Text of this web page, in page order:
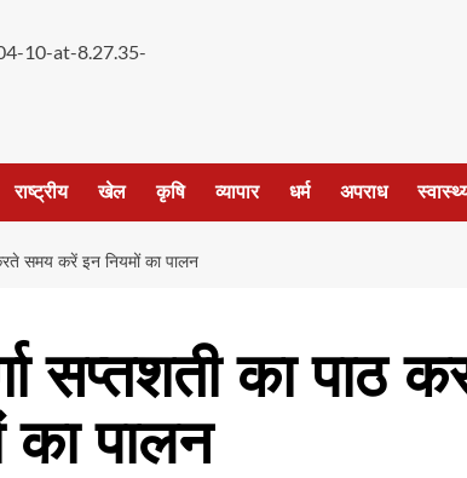
राष्ट्रीय खेल कृषि व्यापार धर्म अपराध
समय करें इन नियमों का पालन
सप्तशती का पाठ
का पालन